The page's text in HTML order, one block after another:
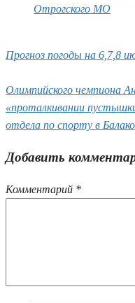
Отрогского МО
Прогноз погоды на 6,7,8
Олимпийского чемпиона
«проталкивании
отдела по спорту в
Добавить
Комментарий *